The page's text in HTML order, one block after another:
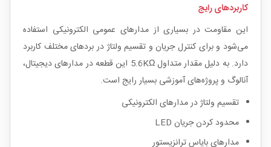
کاربردهای رایج
این مقاومت در بسیاری از مدارهای عمومی الکترونیکی استفاده
می‌شود و برای کنترل جریان و تقسیم ولتاژ در بردهای مختلف کاربرد
دارد. به دلیل مقدار متداول 5.6KΩ این قطعه در مدارهای دیجیتال،
آنالوگ و پروژه‌های آموزشی بسیار رایج است.
تقسیم ولتاژ در مدارهای الکترونیکی
محدود کردن جریان LED
مدارهای بایاس ترانزیستور